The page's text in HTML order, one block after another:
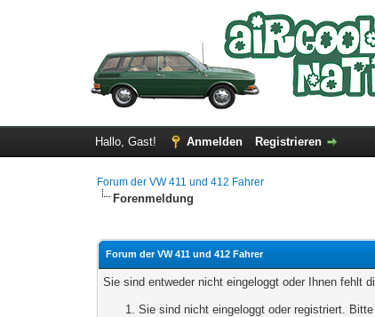
Hallo, Gast! Anmelden Registrieren
Forum der VW 411 und 412 Fahrer
Forenmeldung
Forum der VW 411 und 412 Fahrer
Sie sind entweder nicht eingeloggt oder Ihnen fehlt
Sie sind nicht eingeloggt oder registriert.